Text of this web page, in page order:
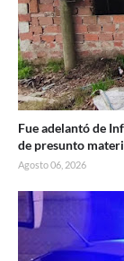
Fue adelantó de
de presunto
Agosto 06, 2026